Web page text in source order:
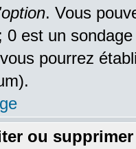
. Vous
0 est un
pourrez
ou